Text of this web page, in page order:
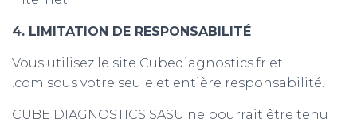
4. LIMITATION DE RESPONSABILITÉ
Vous utilisez le site Cubediagnostics.fr et
.com sous votre seule et entière responsabilité.
CUBE DIAGNOSTICS SASU ne pourrait être tenu